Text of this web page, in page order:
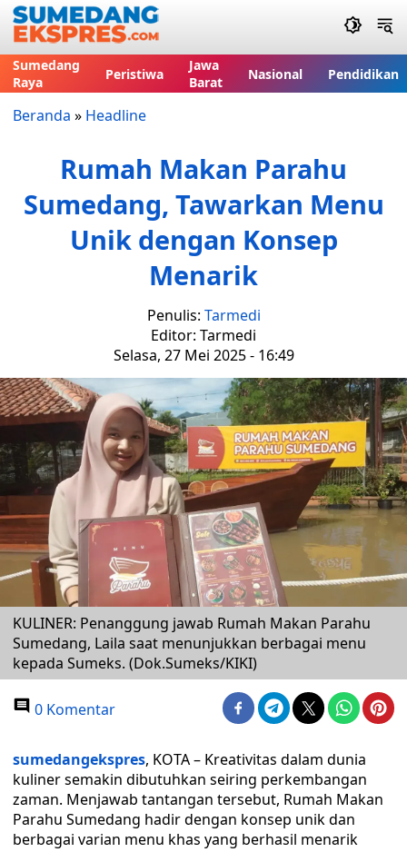
Sumedang
Raya
Peristiwa
Jawa
Barat
Nasional Pendidikan
Beranda » Headline
Rumah Makan Parahu
Sumedang, Tawarkan Menu
Unik dengan Konsep
Menarik
Penulis: Tarmedi
Editor: Tarmedi
Selasa, 27 Mei 2025 - 16:49
KULINER: Penanggung jawab Rumah Makan Parahu
Sumedang, Laila saat menunjukkan berbagai menu
kepada Sumeks. (Dok.Sumeks/KIKI)
0 Komentar
sumedangekspres, KOTA – Kreativitas dalam dunia
kuliner semakin dibutuhkan seiring perkembangan
zaman. Menjawab tantangan tersebut, Rumah Makan
Parahu Sumedang hadir dengan konsep unik dan
berbagai varian menu khas yang berhasil menarik